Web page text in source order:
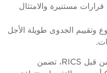
قرارات مستنيرة والامتثال
وتقييم الجدوى طويلة الأجل
وباعتبارها شركة خاضعة للتنظيم من قبل RICS، تضمن